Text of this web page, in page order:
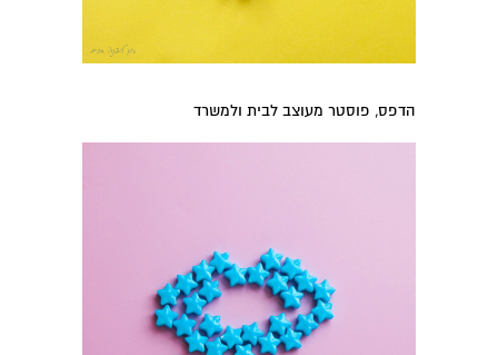
הדפס, פוסטר מעוצב לבית ולמשרד